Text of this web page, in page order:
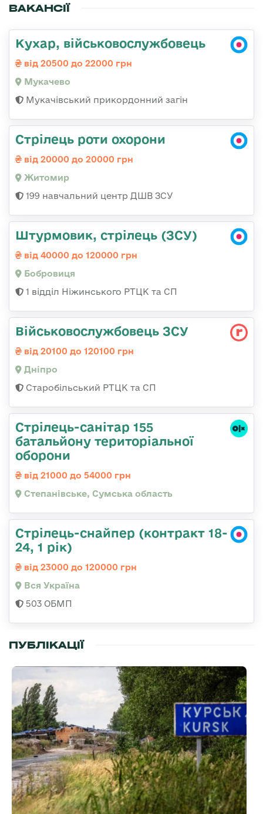
ВАКАНСІЇ
Кухар, військовослужбовець
від 20500 до 22000 грн
Мукачево
Мукачівський прикордонний загін
Стрілець роти охорони
від 20000 до 20000 грн
Житомир
199 навчальний центр ДШВ ЗСУ
Штурмовик, стрілець (ЗСУ)
від 40000 до 120000 грн
Бобровиця
1 відділ Ніжинського РТЦК та СП
Військовослужбовець ЗСУ
від 20100 до 120100 грн
Дніпро
Старобільський РТЦК та СП
Стрілець-санітар 155
батальйону територіальної
оборони
від 21000 до 54000 грн
Степанівське, Сумська область
Стрілець-снайпер (контракт 18-
24, 1 рік)
від 23000 до 120000 грн
Вся Україна
503 ОБМП
ПУБЛІКАЦІЇ